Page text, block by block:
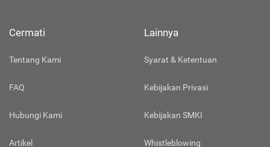
Cermati
Tentang Kami
FAQ
Hubungi Kami
Artikel
Lainnya
Syarat & Ketentuan
Kebijakan Privasi
Kebijakan SMKI
Whistleblowing